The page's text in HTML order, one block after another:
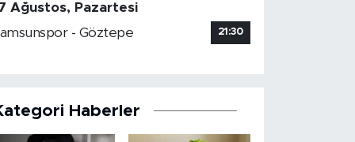
Ağustos, Pazartesi
- Göztepe
21:30
Haberler